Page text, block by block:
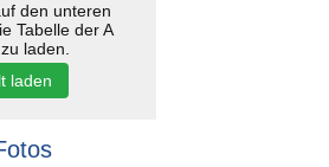
den unteren
Tabelle der A
laden.
laden